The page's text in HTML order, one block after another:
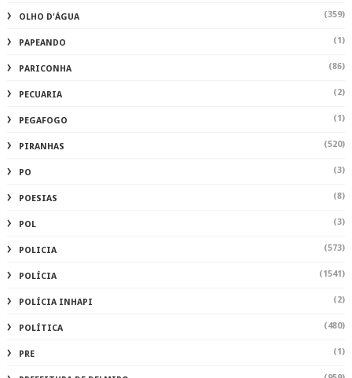
OLHO D'ÁGUA (359)
PAPEANDO (1)
PARICONHA (86)
PECUARIA (2)
PEGAFOGO (1)
PIRANHAS (520)
PO (3)
POESIAS (8)
POL (3)
POLICIA (573)
POLÍCIA (1541)
POLÍCIA INHAPI (2)
POLÍTICA (480)
PRE (1)